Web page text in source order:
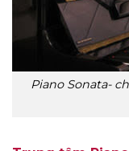
Piano Sonata-